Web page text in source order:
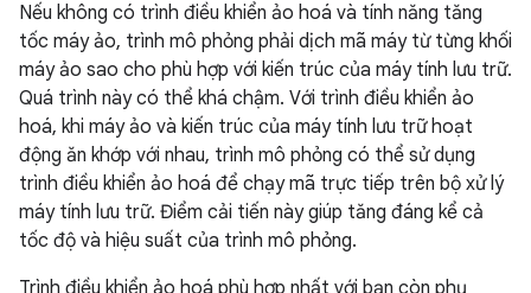
Nếu không có trình điều khiển ảo hoá và tính năng tăng
tốc máy ảo, trình mô phỏng phải dịch mã máy từ từng khối
máy ảo sao cho phù hợp với kiến trúc của máy tính lưu trữ.
Quá trình này có thể khá chậm. Với trình điều khiển ảo
hoá, khi máy ảo và kiến trúc của máy tính lưu trữ hoạt
động ăn khớp với nhau, trình mô phỏng có thể sử dụng
trình điều khiển ảo hoá để chạy mã trực tiếp trên bộ xử lý
máy tính lưu trữ. Điểm cải tiến này giúp tăng đáng kể cả
tốc độ và hiệu suất của trình mô phỏng.
Trình điều khiển ảo hoá phù hợp nhất với bạn còn phụ